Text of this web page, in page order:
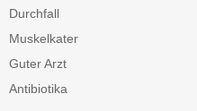
Durchfall
Muskelkater
Guter Arzt
Antibiotika